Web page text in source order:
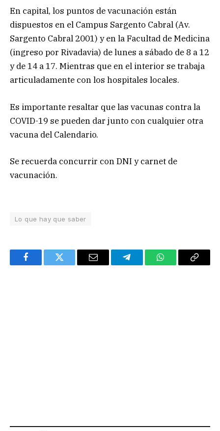
En capital, los puntos de vacunación están
dispuestos en el Campus Sargento Cabral (Av.
Sargento Cabral 2001) y en la Facultad de Medicina
(ingreso por Rivadavia) de lunes a sábado de 8 a 12
y de 14 a 17. Mientras que en el interior se trabaja
articuladamente con los hospitales locales.
Es importante resaltar que las vacunas contra la
COVID-19 se pueden dar junto con cualquier otra
vacuna del Calendario.
Se recuerda concurrir con DNI y carnet de
vacunación.
Lo que hay que saber
FacebookTwitter Email TelegramWhatsAppCopy